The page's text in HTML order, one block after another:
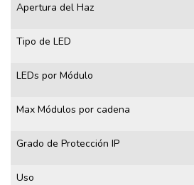
Apertura del Haz
Tipo de LED
LEDs por Módulo
Max Módulos por cadena
Grado de Protección IP
Uso